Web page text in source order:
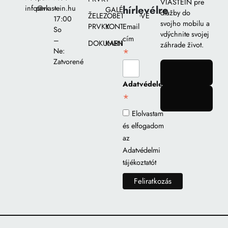
info@viastein.hu
park –
17:00
So
–
Ne:
Zatvorené
ŽELEZOBETÓNOVÉ
PRVKY
DOKUMENTY
GALÉRIA
KONTAKT
KARIÉRA
hírlevélre
Email
cím
*
Adatvédelem
*
Elolvastam
és elfogadom
az
Adatvédelmi
tájékoztatót
VIASTEIN pre
dlažby do
svojho mobilu a
vdýchnite svojej
záhrade život.